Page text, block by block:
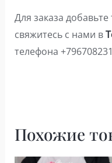
Для заказа
свяжитесь с нами в
телефона
Похожие